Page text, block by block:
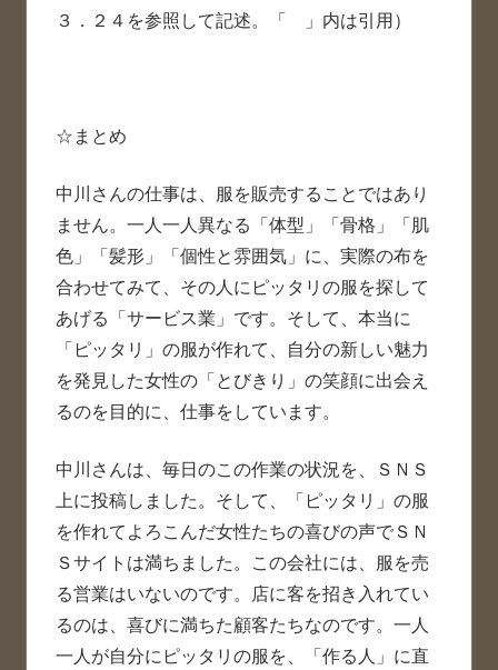
３．２４を参照して記述。「 」内は引用）
☆まとめ
中川さんの仕事は、服を販売することではあり
ません。一人一人異なる「体型」「骨格」「肌
色」「髪形」「個性と雰囲気」に、実際の布を
合わせてみて、その人にピッタリの服を探して
あげる「サービス業」です。そして、本当に
「ピッタリ」の服が作れて、自分の新しい魅力
を発見した女性の「とびきり」の笑顔に出会え
るのを目的に、仕事をしています。
中川さんは、毎日のこの作業の状況を、ＳＮＳ
上に投稿しました。そして、「ピッタリ」の服
を作れてよろこんだ女性たちの喜びの声でＳＮ
Ｓサイトは満ちました。この会社には、服を売
る営業はいないのです。店に客を招き入れてい
るのは、喜びに満ちた顧客たちなのです。一人
一人が自分にピッタリの服を、「作る人」に直